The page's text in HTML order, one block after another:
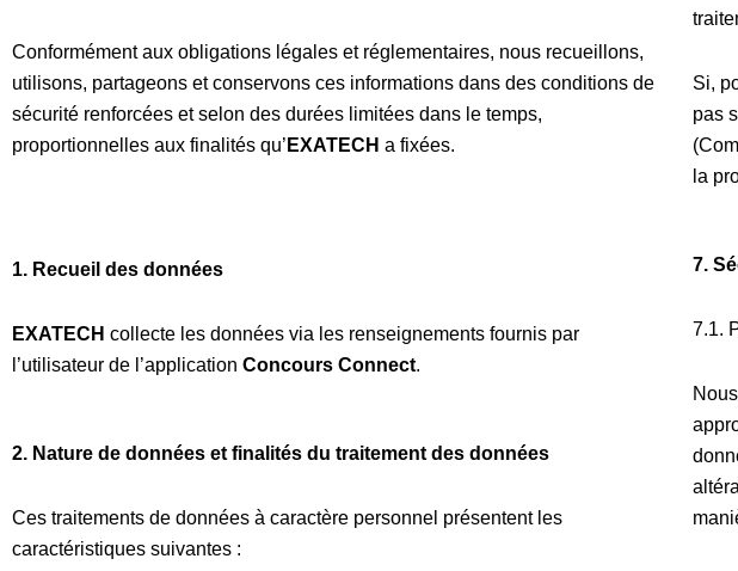
Conformément aux obligations légales et réglementaires, nous recueillons,
utilisons, partageons et conservons ces informations dans des conditions de
sécurité renforcées et selon des durées limitées dans le temps,
proportionnelles aux finalités qu’ EXATECH a fixées.
1. Recueil des données
EXATECH collecte les données via les renseignements fournis par
l’utilisateur de l’application Concours Connect.
2. Nature de données et finalités du traitement des données
Ces traitements de données à caractère personnel présentent les
caractéristiques suivantes :
Si,
pas
la
7.
7.1.